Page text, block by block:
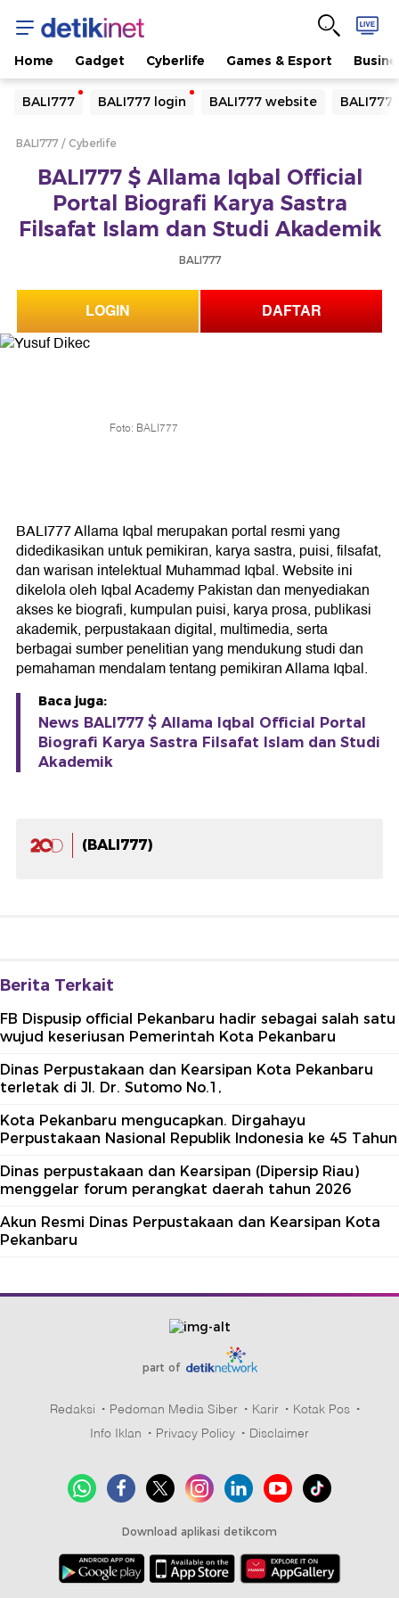
Home Gadget Cyberlife Games & Esport
BALI777 BALI777 login BALI777 website
Yang sedang ramai dicari
Loading...
Loading...
BALI777 Cyberlife
BALI777 $ Allama Iqbal Official
Portal Biografi Karya Sastra
Filsafat Islam dan Studi Akademik
BALI777
LOGIN DAFTAR
Foto: BALI777
BALI777 Allama Iqbal merupakan portal resmi yang
didedikasikan untuk pemikiran, karya sastra, puisi, filsafat,
dan warisan intelektual Muhammad Iqbal. Website ini
dikelola oleh Iqbal Academy Pakistan dan menyediakan
akses ke biografi, kumpulan puisi, karya prosa, publikasi
akademik, perpustakaan digital, multimedia, serta
berbagai sumber penelitian yang mendukung studi dan
pemahaman mendalam tentang pemikiran Allama Iqbal.
Baca juga:
News BALI777 $ Allama Iqbal Official Portal
Biografi Karya Sastra Filsafat Islam dan Studi
Akademik
(BALI777)
Berita Terkait
FB Dispusip official Pekanbaru hadir sebagai salah satu
wujud keseriusan Pemerintah Kota Pekanbaru
Dinas Perpustakaan dan Kearsipan Kota Pekanbaru
terletak di Jl. Dr. Sutomo No.1,
Kota Pekanbaru mengucapkan. Dirgahayu
Perpustakaan Nasional Republik Indonesia ke 45 Tahun
Dinas perpustakaan dan Kearsipan (Dipersip Riau)
menggelar forum perangkat daerah tahun 2026
Akun Resmi Dinas Perpustakaan dan Kearsipan Kota
Pekanbaru
part of
Redaksi Pedoman Media Siber Karir
Kotak Pos
Info Iklan
Privacy Policy Disclaimer
Download aplikasi detikcom